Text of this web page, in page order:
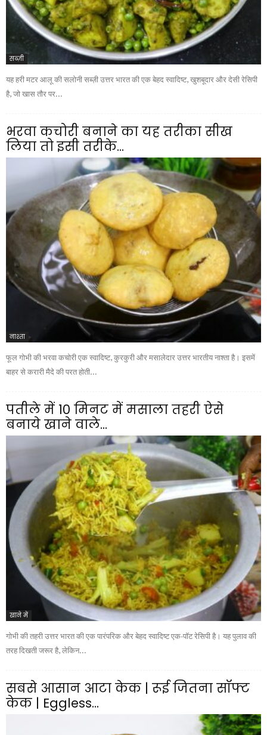
सब्ज़ी
यह हरी मटर आलू की सलोनी सब्ज़ी उत्तर भारत की एक बेहद स्वादिष्ट, खुशबूदार और देसी रेसिपी
है, जो खास तौर पर...
भरवा कचोरी बनाने का यह तरीका सीख
लिया तो इसी तरीके...
नाश्ता
फूल गोभी की भरवा कचोरी एक स्वादिष्ट, कुरकुरी और मसालेदार उत्तर भारतीय नाश्ता है। इसमें
बाहर से करारी मैदे की परत होती...
पतीले में 10 मिनट में मसाला तहरी ऐसे
बनाये खाने वाले...
खाने में
गोभी की तहरी उत्तर भारत की एक पारंपरिक और बेहद स्वादिष्ट एक-पॉट रेसिपी है। यह पुलाव की
तरह दिखती जरूर है, लेकिन...
सबसे आसान आटा केक | रूई जितना सॉफ्ट
केक | Eggless...